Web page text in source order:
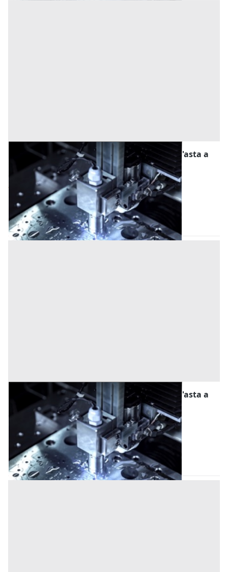
Macchine per la Lavorazione dei Metalli all'asta a
Livorno
Livorno (Livorno)
Offerta minima
8.400 €
Codice asta:AW3236030
Asta chiusa
Macchine per la Lavorazione dei Metalli all'asta a
Livorno
Livorno (Livorno)
Offerta minima
10.000 €
Codice asta:AW3236032
Asta chiusa